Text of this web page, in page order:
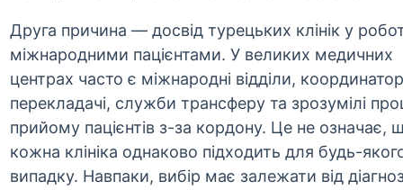
Друга причина — досвід турецьких клінік у
міжнародними пацієнтами. У великих медичних
центрах часто є міжнародні відділи,
перекладачі, служби трансферу та зрозумілі
прийому пацієнтів з-за кордону. Це не означає,
кожна клініка однаково підходить для будь-
випадку. Навпаки, вибір має залежати від